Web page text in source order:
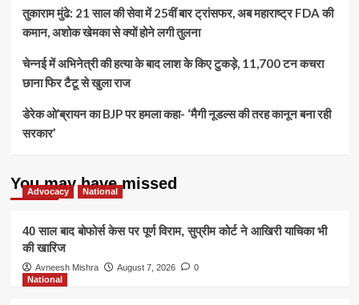
‘चिनाब
ब्रिज’
पीएम
मोदी
किया
इतिहास
तुकाराम मुंढे: 21 साल की सेवा में 25वीं बार ट्रांसफर, अब महाराष्ट्र FDA की
कमान, अशोक खेमका से क्यों होने लगी तुलना
चेन्नई में अभिनेत्री की हत्या के बाद लाश के किए टुकड़े, 11,700 टन कचरा
छाना फिर टैटू से खुला राज
डेरेक ओ’ब्रायन का BJP पर हमला कहा- ‘मैगी नूडल्स की तरह कानून बना रही
सरकार’
You may have missed
Advocacy National
40 साल बाद बोफोर्स केस पर पूर्ण विराम, सुप्रीम कोर्ट ने आखिरी याचिका भी
की खारिज
Avneesh Mishra August 7, 2026
0
National